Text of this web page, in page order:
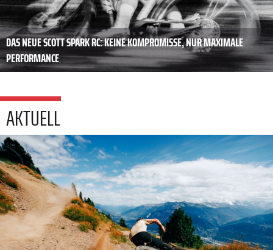
DAS NEUE SCOTT SPARK RC: KEINE KOMPROMISSE, NUR MAXIMALE
PERFORMANCE
AKTUELL